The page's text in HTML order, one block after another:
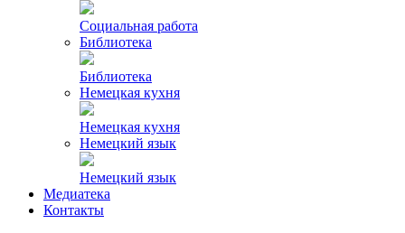
Социальная работа
Библиотека
Библиотека
Немецкая кухня
Немецкая кухня
Немецкий язык
Немецкий язык
Медиатека
Контакты